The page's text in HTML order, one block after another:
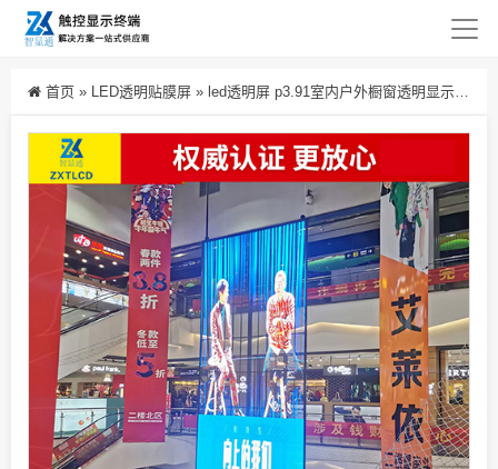
首页 » LED透明贴膜屏 » led透明屏 p3.91室内户外橱窗透明显示屏贴膜屏格栅屏冰屏玻璃屏